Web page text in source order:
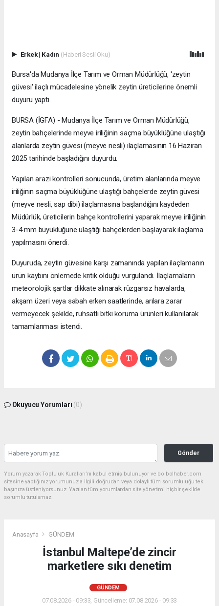
Erkek| Kadın (Haberi Sesli Oku)
Bursa'da Mudanya İlçe Tarım ve Orman Müdürlüğü, 'zeytin
güvesi' ilaçlı mücadelesine yönelik zeytin üreticilerine önemli
duyuru yaptı.
BURSA (İGFA) - Mudanya İlçe Tarım ve Orman Müdürlüğü,
zeytin bahçelerinde meyve iriliğinin saçma büyüklüğüne ulaştığı
alanlarda zeytin güvesi (meyve nesli) ilaçlamasının 16 Haziran
2025 tarihinde başladığını duyurdu.
Yapılan arazi kontrolleri sonucunda, üretim alanlarında meyve
iriliğinin saçma büyüklüğüne ulaştığı bahçelerde zeytin güvesi
(meyve nesli, sap dibi) ilaçlamasına başlandığını kaydeden
Müdürlük, üreticilerin bahçe kontrollerini yaparak meyve iriliğinin
3-4 mm büyüklüğüne ulaştığı bahçelerden başlayarak ilaçlama
yapılmasını önerdi.
Duyuruda, zeytin güvesine karşı zamanında yapılan ilaçlamanın
ürün kaybını önlemede kritik olduğu vurgulandı. İlaçlamaların
meteorolojik şartlar dikkate alınarak rüzgarsız havalarda,
akşam üzeri veya sabah erken saatlerinde, arılara zarar
vermeyecek şekilde, ruhsatlı bitki koruma ürünleri kullanılarak
tamamlanması istendi.
Okuyucu Yorumları (0)
Gönder
Yorum yazarak Topluluk Kuralları’nı kabul etmiş bulunuyor ve bolbolhaber.com
sitesine yaptığınız yorumunuzla ilgili doğrudan veya dolaylı tüm sorumluluğu tek
başınıza üstleniyorsunuz. Yazılan tüm yorumlardan site yönetimi hiçbir şekilde
sorumlu tutulamaz.
Anasayfa GÜNDEM
İstanbul Maltepe’de zincir
marketlere sıkı denetim
GÜNDEM
07.08.2026 - 09:33, Güncelleme: 07.08.2026 - 09:33